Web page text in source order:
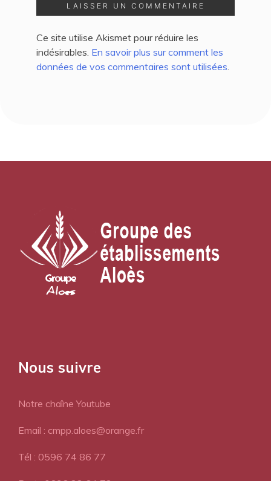
Ce site utilise Akismet pour réduire les
indésirables. En savoir plus sur comment les
données de vos commentaires sont utilisées
Nous suivre
Notre chaîne Youtube
Email : cmpp.aloes@orange.fr
Tél : 0596 74 86 77